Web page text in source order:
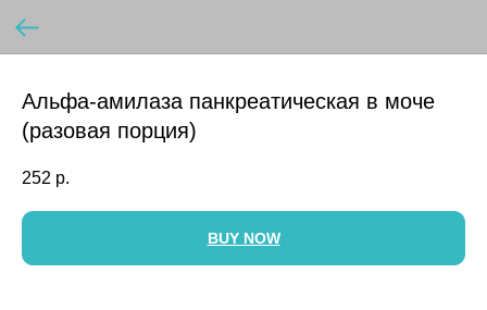
Альфа-амилаза панкреатическая в моче
(разовая порция)
252 р.
BUY NOW